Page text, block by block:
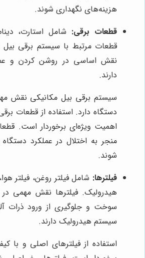
هزینه‌های نگهداری شوند.
قطعات برقی: شامل استارت،
قطعات مرتبط با سیستم برقی
نقش اساسی در روشن کردن و
دارند.
سیستم برقی بیل مکانیکی نقش
دستگاه دارد. استفاده از قطعات
اهمیت ویژه‌ای برخوردار است.
منجر به اختلال در عملکرد
شوند.
فیلترها: شامل فیلتر روغن، فیلتر
هیدرولیک. فیلترها نقش مهمی
سوخت و جلوگیری از ورود ذرات
سیستم هیدرولیک دارند.
استفاده از فیلترهای اصلی و با